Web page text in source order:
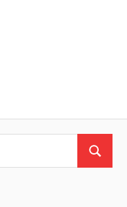
Suchen